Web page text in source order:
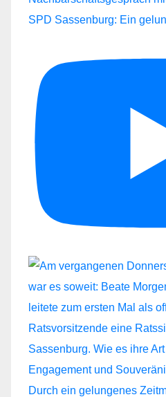
SPD Sassenburg: Ein